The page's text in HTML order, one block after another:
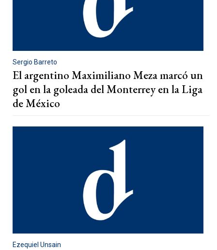
Sergio Barreto
El argentino Maximiliano Meza marcó un
gol en la goleada del Monterrey en la Liga
de México
Ezequiel Unsain